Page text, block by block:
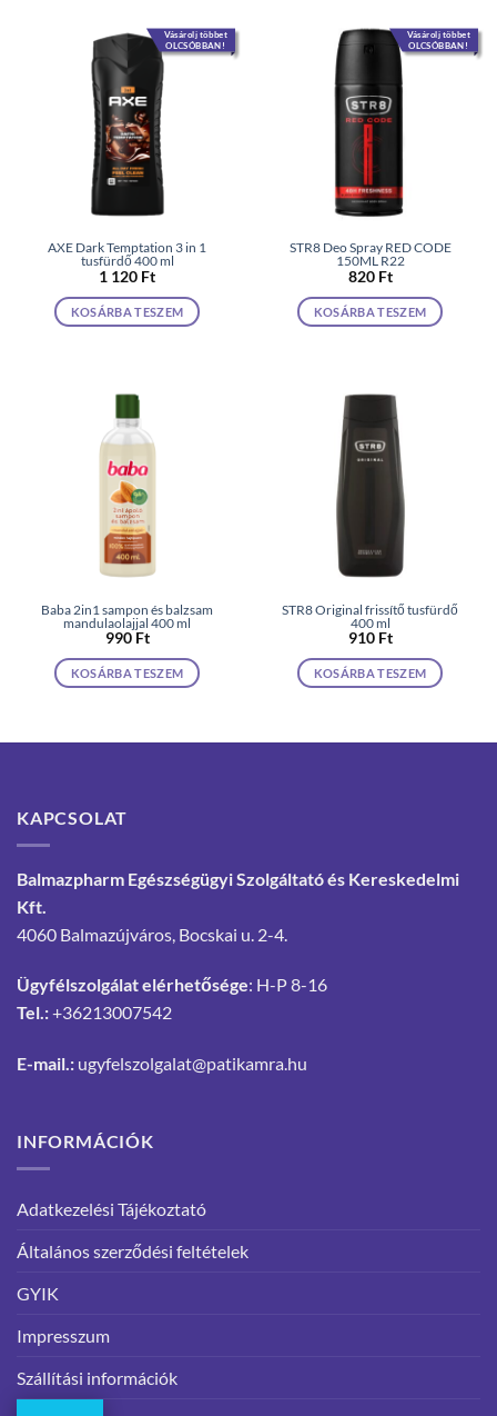
Vásárolj többet
OLCSÓBBAN!
AXE Dark Temptation 3 in 1
tusfürdő 400 ml
1 120 Ft
KOSÁRBA TESZEM
Vásárolj többet
OLCSÓBBAN!
STR8 Deo Spray RED CODE
150ML R22
820 Ft
KOSÁRBA TESZEM
Baba 2in1 sampon és balzsam
mandulaolajjal 400 ml
990 Ft
KOSÁRBA TESZEM
STR8 Original frissítő tusfürdő
400 ml
910 Ft
KOSÁRBA TESZEM
KAPCSOLAT
Balmazpharm Egészségügyi Szolgáltató és Kereskedelmi
Kft.
4060 Balmazújváros, Bocskai u. 2-4.
Ügyfélszolgálat elérhetősége: H-P 8-16
Tel.:+36213007542
E-mail.: ugyfelszolgalat@patikamra.hu
INFORMÁCIÓK
Adatkezelési Tájékoztató
Általános szerződési feltételek
GYIK
Impresszum
Szállítási információk